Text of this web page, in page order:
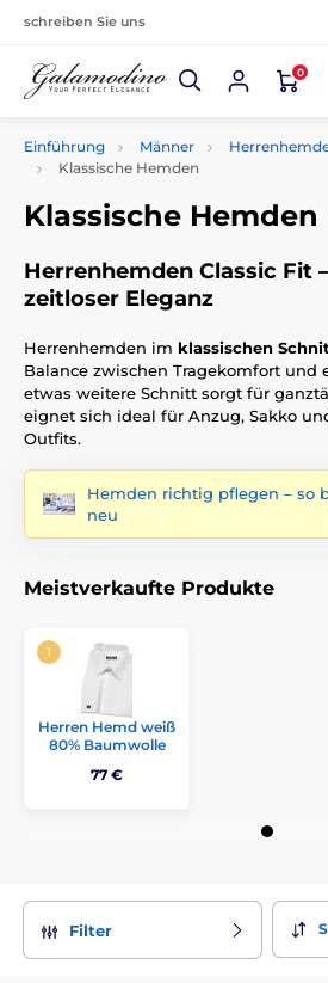
schreiben Sie uns
0
Einführung Männer
Klassische Hemden
Klassische Hemden
Herrenhemden Classic Fit
zeitloser Eleganz
Herrenhemden im klassischen
Balance zwischen Tragekomfort und
etwas weitere Schnitt sorgt für
eignet sich ideal für Anzug, Sakko
Outfits.
Hemden richtig pflegen – so
neu
Meistverkaufte Produkte
Herren Hemd weiß
80% Baumwolle
77 €
Filter